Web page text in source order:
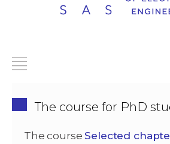
The course for PhD
The course Selected